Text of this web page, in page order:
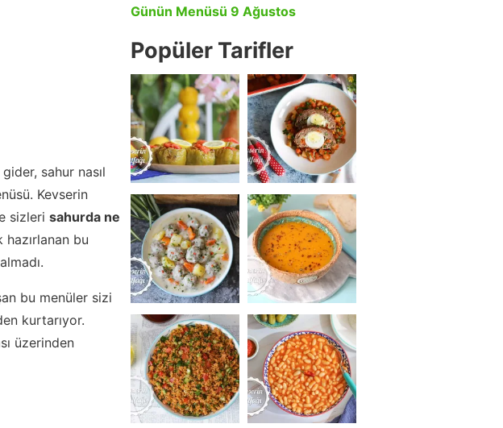
sahur nasıl
Kevserin
sizleri sahurda ne
bu
bu menüler sizi
kurtarıyor.
üzerinden
Günün Menüsü 9 Ağustos
Popüler Tarifler